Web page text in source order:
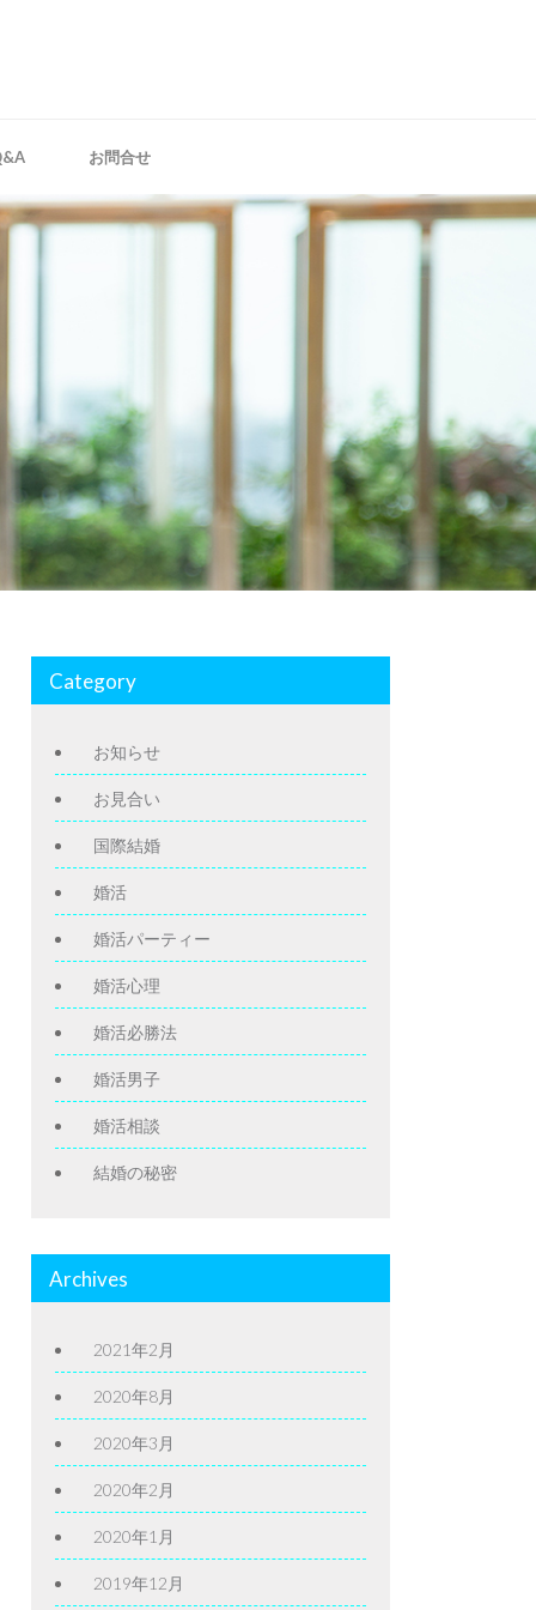
お問合せ
Category
お知らせ
お見合い
国際結婚
婚活
婚活パーティー
婚活心理
婚活必勝法
婚活男子
婚活相談
結婚の秘密
Archives
2021年2月
2020年8月
2020年3月
2020年2月
2020年1月
2019年12月